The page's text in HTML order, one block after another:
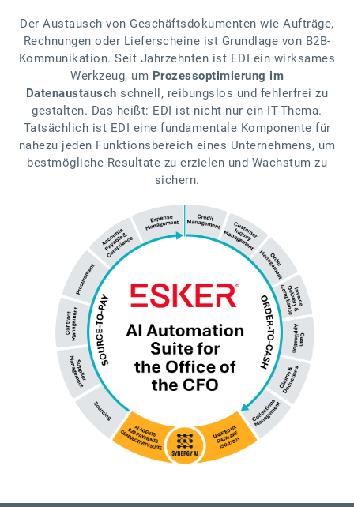
Der Austausch von Geschäftsdokumenten wie Aufträge,
Rechnungen oder Lieferscheine ist Grundlage von B2B-
Kommunikation. Seit Jahrzehnten ist EDI ein wirksames
Werkzeug, um Prozessoptimierung im
Datenaustausch schnell, reibungslos und fehlerfrei zu
gestalten. Das heißt: EDI ist nicht nur ein IT-Thema.
Tatsächlich ist EDI eine fundamentale Komponente für
nahezu jeden Funktionsbereich eines Unternehmens, um
bestmögliche Resultate zu erzielen und Wachstum zu
sichern.